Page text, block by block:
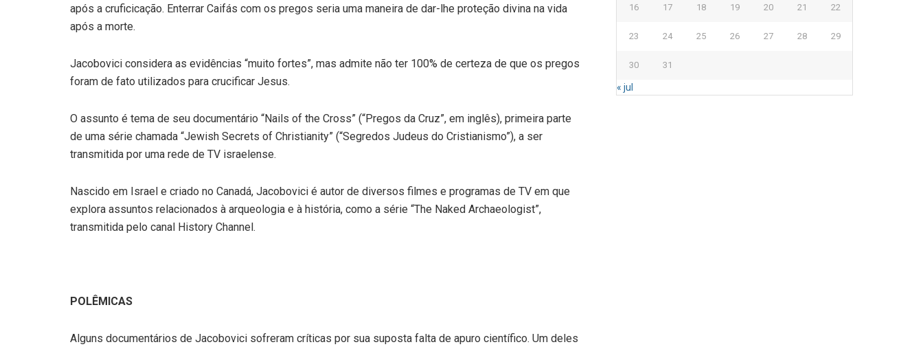
após a cruficicação. Enterrar Caifás com os pregos seria uma maneira de dar-lhe proteção divina na vida
após a morte.
Jacobovici considera as evidências “muito fortes”, mas admite não ter 100% de certeza de que os pregos
foram de fato utilizados para crucificar Jesus.
O assunto é tema de seu documentário “Nails of the Cross” (“Pregos da Cruz”, em inglês), primeira parte
de uma série chamada “Jewish Secrets of Christianity” (“Segredos Judeus do Cristianismo”), a ser
transmitida por uma rede de TV israelense.
Nascido em Israel e criado no Canadá, Jacobovici é autor de diversos filmes e programas de TV em que
explora assuntos relacionados à arqueologia e à história, como a série “The Naked Archaeologist”,
transmitida pelo canal History Channel.
POLÊMICAS
Alguns documentários de Jacobovici sofreram críticas por sua suposta falta de apuro científico. Um deles
16 17 18 19 20 21 22
23 24 25 26 27 28 29
30 31
« jul